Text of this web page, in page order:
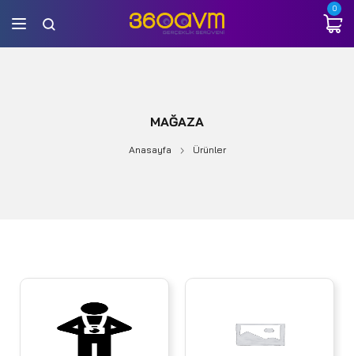
0
MAĞAZA
Anasayfa Ürünler